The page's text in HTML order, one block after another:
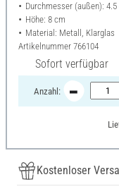
Durchmesser (außen): 4.5
Höhe: 8 cm
Material: Metall, Klarglas
Artikelnummer 766104
Sofort verfügbar
Anzahl:
Kostenloser